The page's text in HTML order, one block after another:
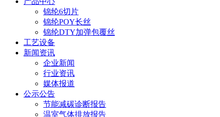
锦纶6切片
锦纶POY长丝
锦纶DTY加弹包覆丝
工艺设备
新闻资讯
企业新闻
行业资讯
媒体报道
公示公告
节能减碳诊断报告
温室气体排放报告